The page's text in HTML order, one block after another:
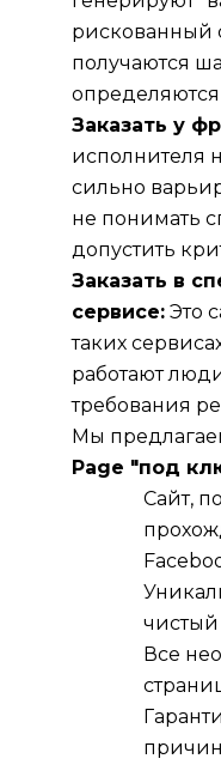
рискованный
получаются
Заказать у
исполнителя
сильно
не понимать
допустить
Заказать в
сервисе: Это
таких
работают
требования
Мы
Page "под
Сайт,
чистый
Все